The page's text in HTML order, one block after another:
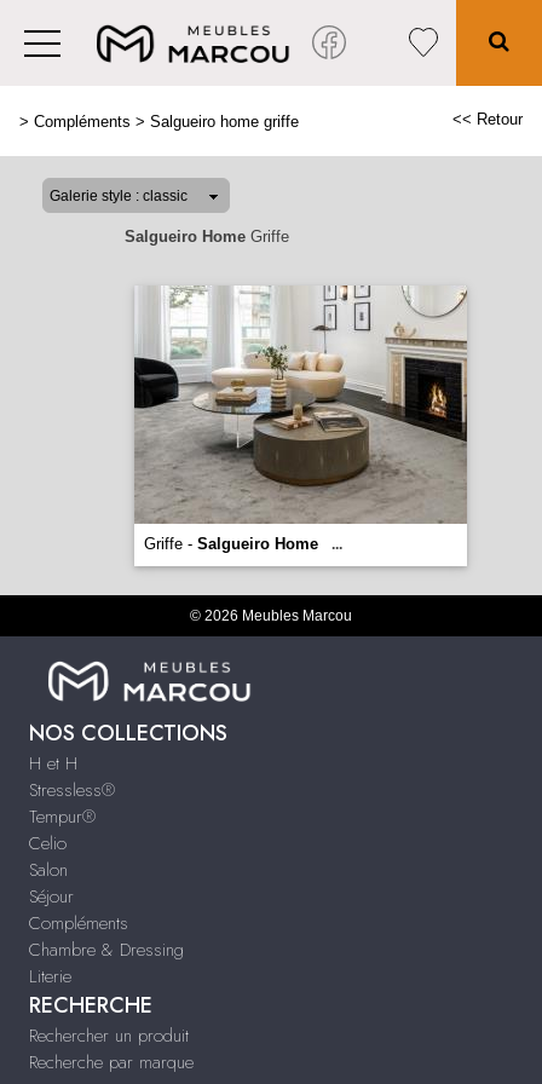
> Compléments > Salgueiro home griffe << Retour
Salgueiro HomeGriffe
Griffe - Salgueiro Home ...
© 2026 Meubles Marcou
NOS COLLECTIONS
H et H
Stressless®
Tempur®
Celio
Salon
Séjour
Compléments
Chambre & Dressing
Literie
RECHERCHE
Rechercher un produit
Recherche par marque